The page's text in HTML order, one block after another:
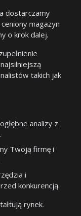
dostarczamy
magazyn
o krok dalej.
takich jak
analizy z
Twoją firmę i
i
konkurencją.
rynek.